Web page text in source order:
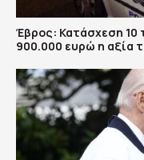
Έβρος: Κατάσχεση 10
900.000 ευρώ η αξία